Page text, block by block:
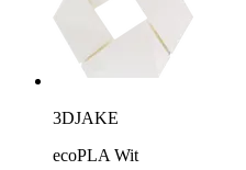
3DJAKE
ecoPLA Wit